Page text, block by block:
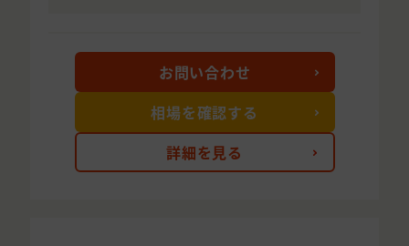
詳細を見る
お問い合わせ
相場を確認する